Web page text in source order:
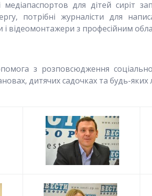
для дітей сиріт
потрібні журналісти для
і відеомонтажери з професійним
з розповсюдження
дитячих садочках та будь-яких